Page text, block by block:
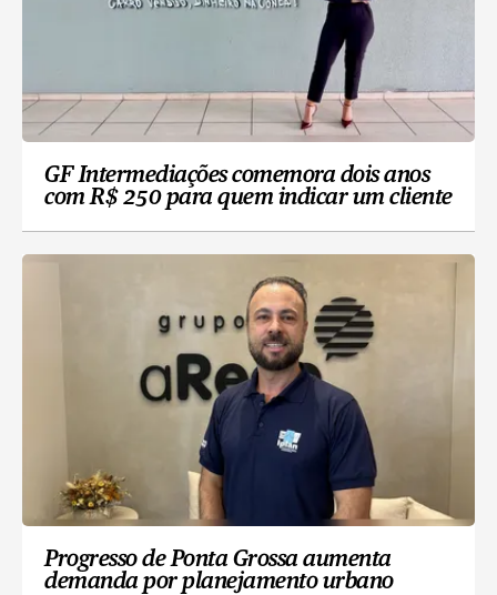
GF Intermediações comemora dois anos
com R$ 250 para quem indicar um cliente
Progresso de Ponta Grossa aumenta
demanda por planejamento urbano